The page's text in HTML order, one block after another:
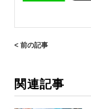
< 前の記事
関連記事